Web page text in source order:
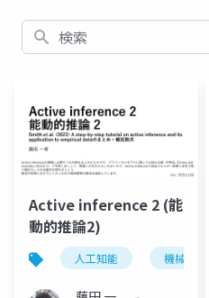
検索
Active inference 2 (能
動的推論2)
人工知能 機械学習